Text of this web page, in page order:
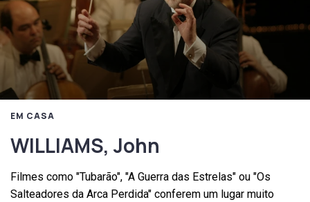
EM CASA
WILLIAMS, John
Filmes como "Tubarão", "A Guerra das Estrelas" ou "Os
Salteadores da Arca Perdida" conferem um lugar muito